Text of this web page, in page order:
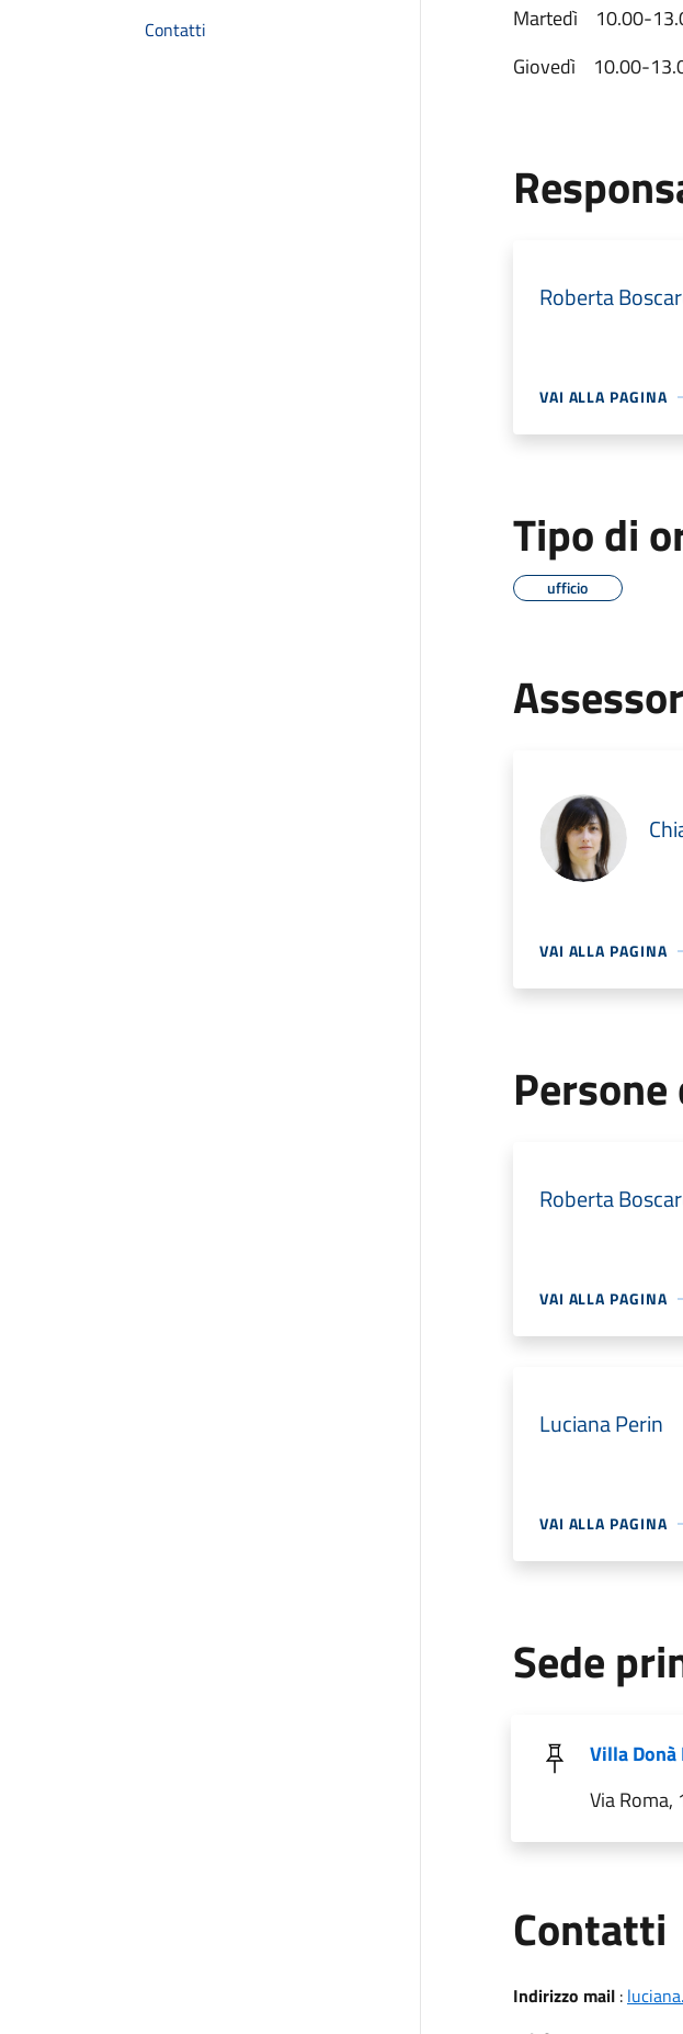
Contatti
Martedì 10.00-
Giovedì 10.00-
Roberta
VAI ALLA PAGINA
Tipo di
ufficio
VAI ALLA PAGINA
Roberta
VAI ALLA PAGINA
Luciana Perin
VAI ALLA PAGINA
Sede
Villa Donà
Via Roma,
Contatti
Indirizzo mail: